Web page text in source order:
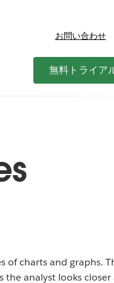
お問い合わせ
無料トライア
of charts and graphs.
the analyst looks closer